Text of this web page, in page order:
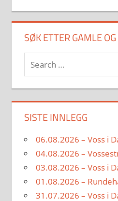
SØK ETTER GAMLE
SISTE INNLEGG
06.08.2026 – Voss i
04.08.2026 –
03.08.2026 – Voss i
01.08.2026 –
31.07.2026 – Voss i